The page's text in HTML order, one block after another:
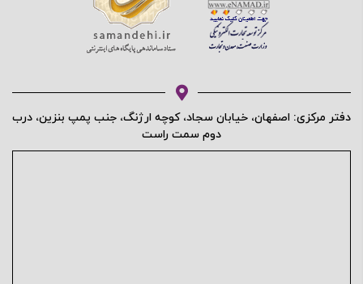
دفتر مرکزی: اصفهان، خیابان سجاد، کوچه ارژنگ، جنب پمپ بنزین، درب
دوم سمت راست